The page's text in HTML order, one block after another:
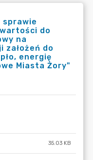
sprawie
do
na
założeń do
energię
Miasta Żory"
35.03 KB